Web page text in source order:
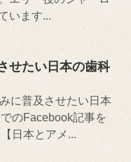
います...
せたい日本の歯科
に普及させたい日本
のFacebook記事を
日本とアメ...